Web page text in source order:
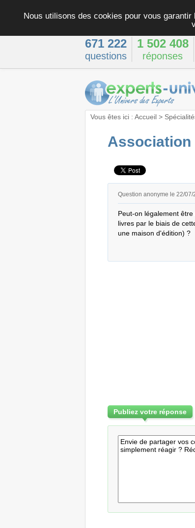
Nous utilisons des cookies pour vous
671 222
questions
1 502 408
réponses
Vous êtes ici : Accueil>
Association
Question anonyme le 22/07/
Peut-on légalement
livres par le biais de
une maison d'édition) ?
Publiez votre réponse